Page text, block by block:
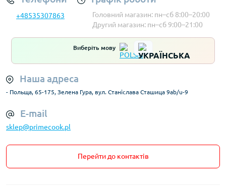
+48535307863
Головний магазин: пн–сб 8:00–20:00
Другий магазин: пн–сб 9:00–21:00
Виберіть мову
Наша адреса
- Польща, 65-175, Зелена Гура, вул. Станіслава Сташица 9ab/u-9
E-mail
sklep@primecook.pl
Перейти до контактів